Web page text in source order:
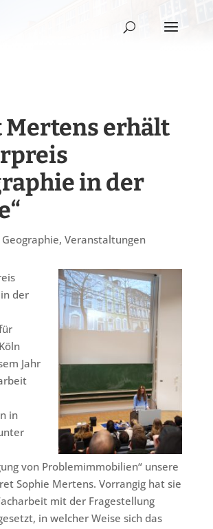
Mertens erhält
in der
Geographie, Veranstaltungen
der
Jahr
in
von Problemimmobilien“ unsere
Sophie Mertens. Vorrangig hat sie
mit der Fragestellung
in welcher Weise sich das